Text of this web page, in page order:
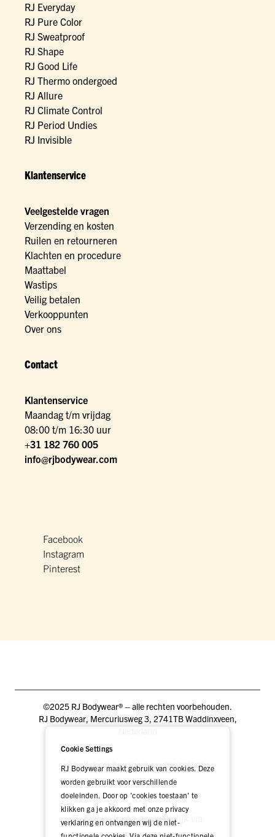
RJ Everyday
RJ Pure Color
RJ Sweatproof
RJ Shape
RJ Good Life
RJ Thermo ondergoed
RJ Allure
RJ Climate Control
RJ Period Undies
RJ Invisible
Klantenservice
Veelgestelde vragen
Verzending en kosten
Ruilen en retourneren
Klachten en procedure
Maattabel
Wastips
Veilig betalen
Verkooppunten
Over ons
Contact
Klantenservice
Maandag t/m vrijdag
08:00 t/m 16:30 uur
+31 182 760 005
info@rjbodywear.com
Facebook
Instagram
Pinterest
©2025 RJ Bodywear® – alle rechten voorbehouden.
RJ Bodywear, Mercuriusweg 3, 2741TB Waddinxveen,
BlogZakelijkPers VacaturesDEALER LOGIN
Betaal veilig én gemakkelijk via
Cookie Settings
RJ Bodywear maakt gebruik van cookies. Deze
worden gebruikt voor verschillende
doeleinden. Door op 'cookies toestaan' te
klikken ga je akkoord met onze privacy
verklaring en ontvangen wij de niet-